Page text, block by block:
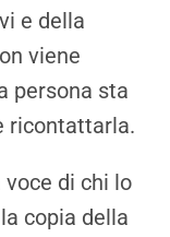
e della
viene
persona sta
ricontattarla.
di chi lo
copia della